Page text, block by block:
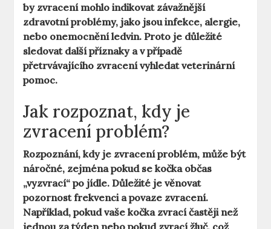
by zvracení mohlo indikovat závažnější
zdravotní problémy, jako jsou infekce, alergie,
nebo onemocnění ledvin. Proto je důležité
sledovat další příznaky a v případě
přetrvávajícího zvracení vyhledat veterinární
pomoc.
Jak rozpoznat, kdy je
zvracení problém?
Rozpoznání, kdy je zvracení problém, může být
náročné, zejména pokud se kočka občas
„vyzvrací“ po jídle. Důležité je věnovat
pozornost frekvenci a povaze zvracení.
Například, pokud vaše kočka zvrací častěji než